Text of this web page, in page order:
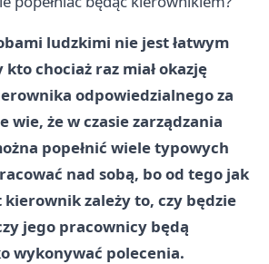
ludzkimi nie jest łatwym
chociaż raz miał okazję
odpowiedzialnego za
wie, że w czasie zarządzania
popełnić wiele typowych
nad sobą, bo od tego jak
zależy to, czy będzie
jego pracownicy będą
wykonywać polecenia.